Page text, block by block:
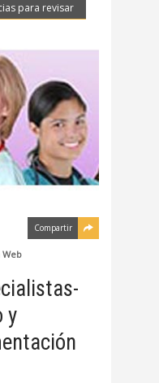
para revisar
Compartir
y